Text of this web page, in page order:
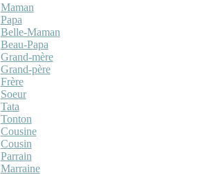
Maman
Papa
Belle-Maman
Beau-Papa
Grand-mère
Grand-père
Frère
Soeur
Tata
Tonton
Cousine
Cousin
Parrain
Marraine